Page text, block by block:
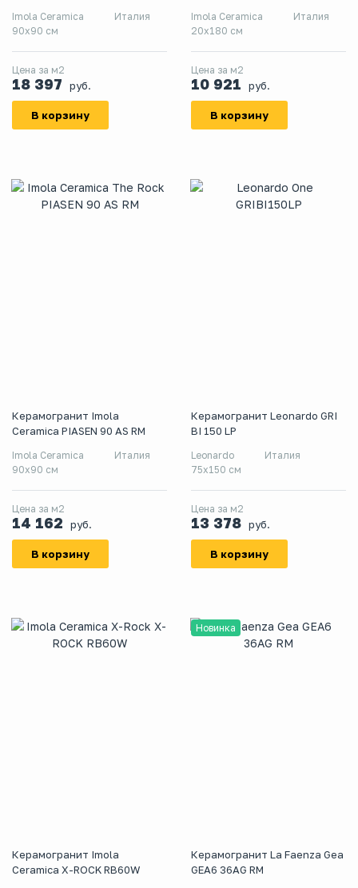
Imola Ceramica
Италия
90x90 см
Цена за м2
18 397 руб.
В корзину
Imola Ceramica
Италия
20x180 см
Цена за м2
10 921 руб.
В корзину
Керамогранит Imola
Ceramica PIASEN 90 AS RM
Imola Ceramica
Италия
90x90 см
Цена за м2
14 162 руб.
В корзину
Керамогранит Leonardo GRI
BI 150 LP
Leonardo
Италия
75x150 см
Цена за м2
13 378 руб.
В корзину
Керамогранит Imola
Ceramica X-ROCK RB60W
Новинка
Керамогранит La Faenza Gea
GEA6 36AG RM